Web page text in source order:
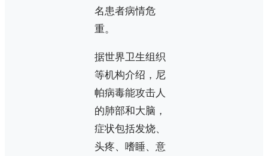
名患者病情危
重。
据世界卫生组织
等机构介绍，尼
帕病毒能攻击人
的肺部和大脑，
症状包括发烧、
头疼、嗜睡、意